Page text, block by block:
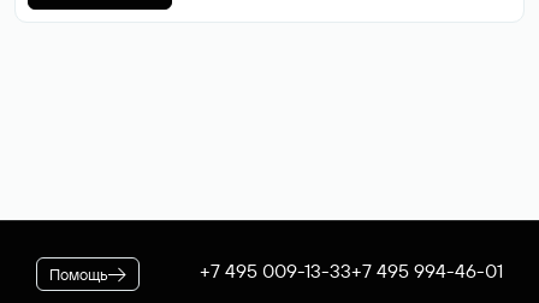
Помощь +7 495 009-13-33+7 495 994-46-01